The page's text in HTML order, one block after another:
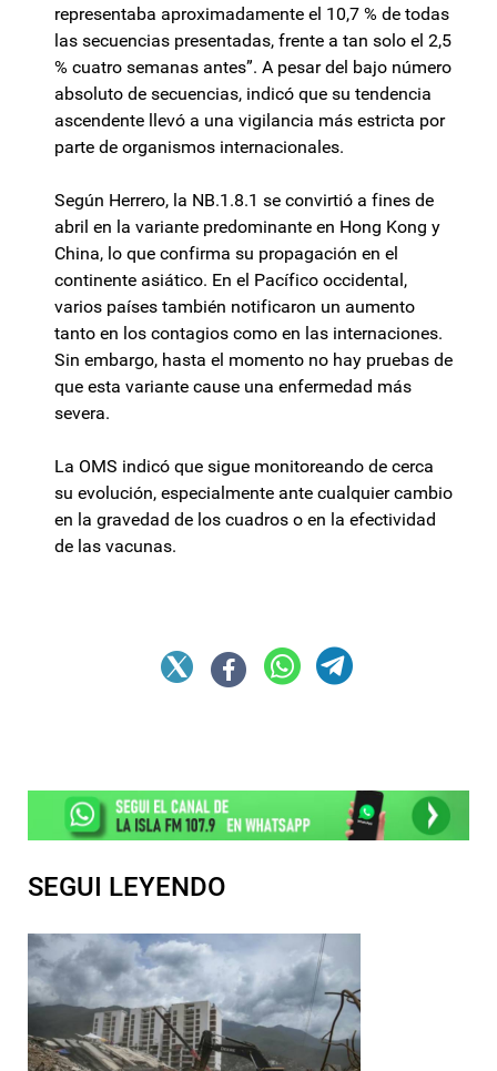
representaba aproximadamente el 10,7 % de todas
las secuencias presentadas, frente a tan solo el 2,5
% cuatro semanas antes”. A pesar del bajo número
absoluto de secuencias, indicó que su tendencia
ascendente llevó a una vigilancia más estricta por
parte de organismos internacionales.
Según Herrero, la NB.1.8.1 se convirtió a fines de
abril en la variante predominante en Hong Kong y
China, lo que confirma su propagación en el
continente asiático. En el Pacífico occidental,
varios países también notificaron un aumento
tanto en los contagios como en las internaciones.
Sin embargo, hasta el momento no hay pruebas de
que esta variante cause una enfermedad más
severa.
La OMS indicó que sigue monitoreando de cerca
su evolución, especialmente ante cualquier cambio
en la gravedad de los cuadros o en la efectividad
de las vacunas.
SEGUI LEYENDO